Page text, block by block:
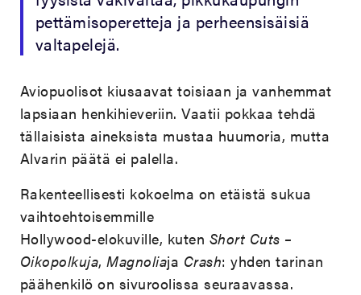
pettämisoperetteja ja perheensisäisiä
valtapelejä.
Aviopuolisot kiusaavat toisiaan ja vanhemmat
lapsiaan henkihieveriin. Vaatii pokkaa tehdä
tällaisista aineksista mustaa huumoria, mutta
Alvarin päätä ei palella.
Rakenteellisesti kokoelma on etäistä sukua
vaihtoehtoisemmille
Hollywood-elokuville, kuten Short Cuts –
Oikopolkuja,Magnoliaja Crash: yhden tarinan
päähenkilö on sivuroolissa seuraavassa.